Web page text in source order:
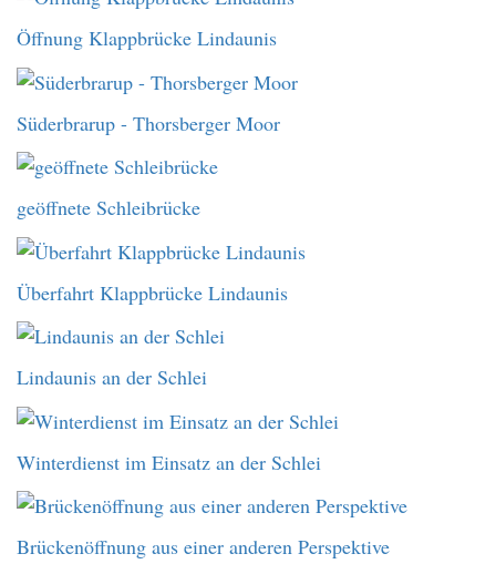
Öffnung Klappbrücke Lindaunis
Süderbrarup - Thorsberger Moor
geöffnete Schleibrücke
Überfahrt Klappbrücke Lindaunis
Lindaunis an der Schlei
Winterdienst im Einsatz an der Schlei
Brückenöffnung aus einer anderen Perspektive